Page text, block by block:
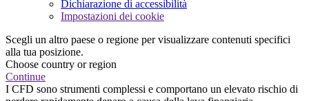
Dichiarazione di accessibilità
Impostazioni dei cookie
Scegli un altro paese o regione per visualizzare contenuti specifici
alla tua posizione.
Choose country or region
Continue
I CFD sono strumenti complessi e comportano un elevato rischio di